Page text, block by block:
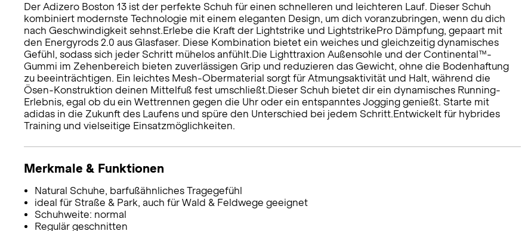
Der Adizero Boston 13 ist der perfekte Schuh für einen schnelleren und leichteren Lauf. Dieser Schuh
kombiniert modernste Technologie mit einem eleganten Design, um dich voranzubringen, wenn du dich
nach Geschwindigkeit sehnst.Erlebe die Kraft der Lightstrike und LightstrikePro Dämpfung, gepaart mit
den Energyrods 2.0 aus Glasfaser. Diese Kombination bietet ein weiches und gleichzeitig dynamisches
Gefühl, sodass sich jeder Schritt mühelos anfühlt.Die Lighttraxion Außensohle und der Continental™-
Gummi im Zehenbereich bieten zuverlässigen Grip und reduzieren das Gewicht, ohne die Bodenhaftung
zu beeinträchtigen. Ein leichtes Mesh-Obermaterial sorgt für Atmungsaktivität und Halt, während die
Ösen-Konstruktion deinen Mittelfuß fest umschließt.Dieser Schuh bietet dir ein dynamisches Running-
Erlebnis, egal ob du ein Wettrennen gegen die Uhr oder ein entspanntes Jogging genießt. Starte mit
adidas in die Zukunft des Laufens und spüre den Unterschied bei jedem Schritt.Entwickelt für hybrides
Training und vielseitige Einsatzmöglichkeiten.
Merkmale & Funktionen
Natural Schuhe, barfußähnliches Tragegefühl
ideal für Straße & Park, auch für Wald & Feldwege geeignet
Schuhweite: normal
Regulär geschnitten